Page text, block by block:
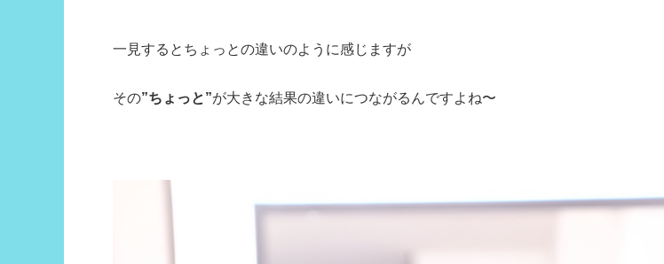
一見するとちょっとの違いのように感じますが
その”ちょっと”が大きな結果の違いにつながるんですよね〜